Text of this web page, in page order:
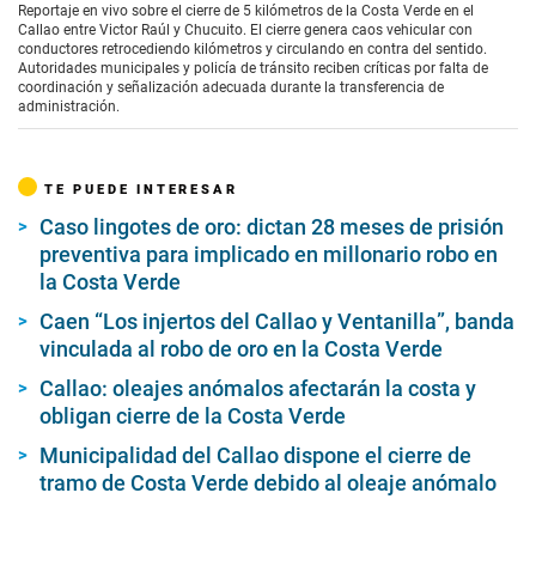
Reportaje en vivo sobre el cierre de 5 kilómetros de la Costa Verde en el
Callao entre Victor Raúl y Chucuito. El cierre genera caos vehicular con
conductores retrocediendo kilómetros y circulando en contra del sentido.
Autoridades municipales y policía de tránsito reciben críticas por falta de
coordinación y señalización adecuada durante la transferencia de
administración.
TE PUEDE INTERESAR
Caso lingotes de oro: dictan 28 meses de prisión
preventiva para implicado en millonario robo en
la Costa Verde
Caen “Los injertos del Callao y Ventanilla”, banda
vinculada al robo de oro en la Costa Verde
Callao: oleajes anómalos afectarán la costa y
obligan cierre de la Costa Verde
Municipalidad del Callao dispone el cierre de
tramo de Costa Verde debido al oleaje anómalo